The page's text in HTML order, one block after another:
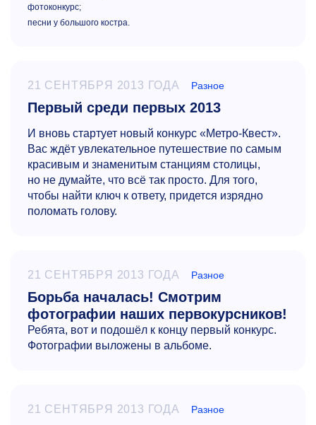
фотоконкурс;
песни у большого костра.
21 СЕНТЯБРЯ 2013 ГОДА Разное
Первый среди первых 2013
И вновь стартует новый конкурс «Метро-Квест».
Вас ждёт увлекательное путешествие по самым
красивым и знаменитым станциям столицы,
но не думайте, что всё так просто. Для того,
чтобы найти ключ к ответу, придется изрядно
поломать голову.
21 СЕНТЯБРЯ 2013 ГОДА Разное
Борьба началась! Смотрим
фотографии наших первокурсников!
Ребята, вот и подошёл к концу первый конкурс.
Фотографии выложены в альбоме.
21 СЕНТЯБРЯ 2013 ГОДА Разное